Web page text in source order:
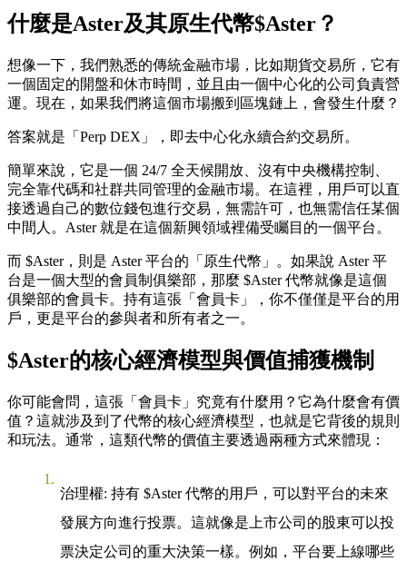
什麼是Aster及其原生代幣$Aster？
想像一下，我們熟悉的傳統金融市場，比如期貨交易所，它有
一個固定的開盤和休市時間，並且由一個中心化的公司負責營
運。現在，如果我們將這個市場搬到區塊鏈上，會發生什麼？
答案就是「Perp DEX」，即去中心化永續合約交易所。
簡單來說，它是一個 24/7 全天候開放、沒有中央機構控制、
完全靠代碼和社群共同管理的金融市場。在這裡，用戶可以直
接透過自己的數位錢包進行交易，無需許可，也無需信任某個
中間人。Aster 就是在這個新興領域裡備受矚目的一個平台。
而 $Aster，則是 Aster 平台的「原生代幣」。如果說 Aster 平
台是一個大型的會員制俱樂部，那麼 $Aster 代幣就像是這個
俱樂部的會員卡。持有這張「會員卡」，你不僅僅是平台的用
戶，更是平台的參與者和所有者之一。
$Aster的核心經濟模型與價值捕獲機制
你可能會問，這張「會員卡」究竟有什麼用？它為什麼會有價
值？這就涉及到了代幣的核心經濟模型，也就是它背後的規則
和玩法。通常，這類代幣的價值主要透過兩種方式來體現：
治理權: 持有 $Aster 代幣的用戶，可以對平台的未來
發展方向進行投票。這就像是上市公司的股東可以投
票決定公司的重大決策一樣。例如，平台要上線哪些